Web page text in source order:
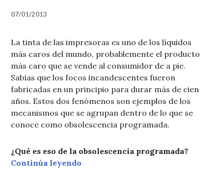
07/01/2013
La tinta de las impresoras es uno de los líquidos
más caros del mundo, probablemente el producto
más caro que se vende al consumidor de a pie.
Sabías que los focos incandescentes fueron
fabricadas en un principio para durar más de cien
años. Estos dos fenómenos son ejemplos de los
mecanismos que se agrupan dentro de lo que se
conoce como obsolescencia programada.
¿Qué es eso de la obsolescencia programada?
Continúa leyendo